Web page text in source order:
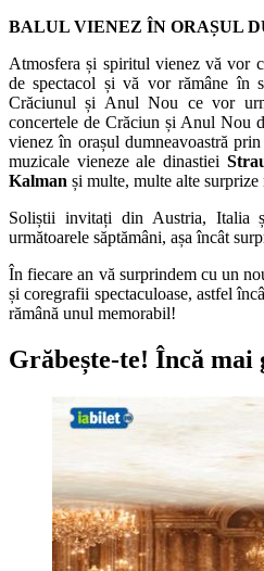
BALUL VIENEZ ÎN ORAȘUL
Atmosfera și spiritul vienez vă vor
de spectacol și vă vor rămâne în
Crăciunul și Anul Nou ce vor
concertele de Crăciun și Anul Nou
vienez în orașul dumneavoastră
muzicale vieneze ale dinastiei
Kalman și multe, multe alte
Soliștii invitați din Austria, Italia
următoarele săptămâni, așa încât
În fiecare an vă surprindem cu un
și coregrafii spectaculoase, astfel
rămână unul memorabil!
Grăbește-te! Încă mai